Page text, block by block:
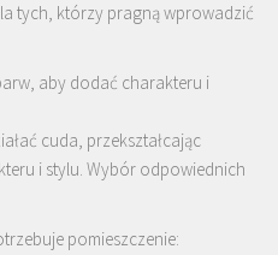
tych, którzy pragną wprowadzić
aby dodać charakteru i
cuda, przekształcając
i stylu. Wybór odpowiednich
pomieszczenie: